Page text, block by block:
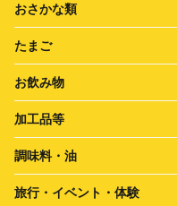
おさかな類
たまご
お飲み物
加工品等
調味料・油
旅行・イベント・体験